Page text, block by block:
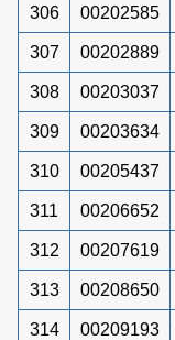
306 00202585
307 00202889
308 00203037
309 00203634
310 00205437
311 00206652
312 00207619
313 00208650
314 00209193